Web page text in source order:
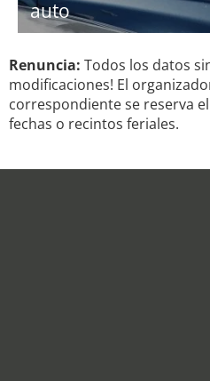
auto
Renuncia: Todos los datos
modificaciones! El
correspondiente se reserva
fechas o recintos feriales.